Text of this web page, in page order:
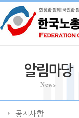
알림마당
News
공지사항